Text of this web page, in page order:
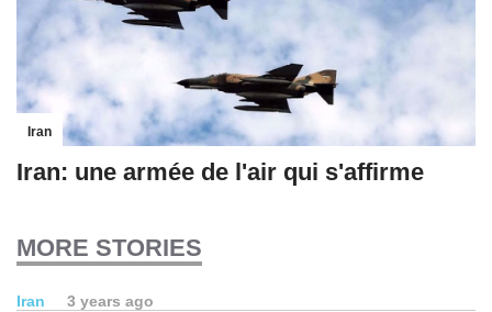
Iran
Iran: une armée de l'air qui s'affirme
MORE STORIES
Iran 3 years ago